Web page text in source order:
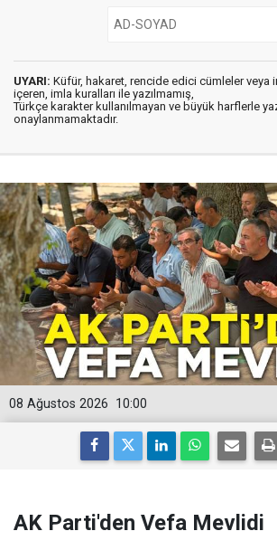
UYARI: Küfür, hakaret, rencide edici cümleler veya
içeren, imla kuralları ile yazılmamış,
Türkçe karakter kullanılmayan ve büyük harflerle
onaylanmamaktadır.
10:00
08 Ağustos 2026
AK Parti'den Vefa Mevlidi